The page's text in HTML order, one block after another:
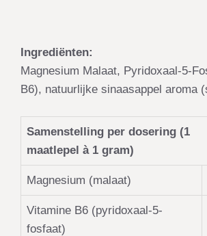
Ingrediënten:
Magnesium Malaat, Pyridoxaal-5-
B6), natuurlijke sinaasappel aroma
Samenstelling per dosering (1
maatlepel à 1 gram)
Magnesium (malaat)
Vitamine B6 (pyridoxaal-5-
fosfaat)